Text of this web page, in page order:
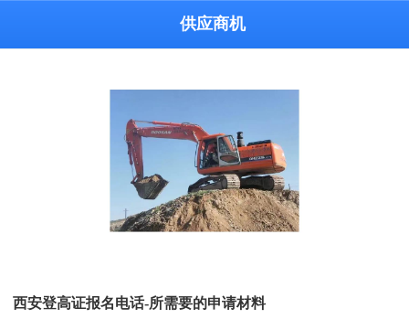
供应商机
西安登高证报名电话-所需要的申请材料